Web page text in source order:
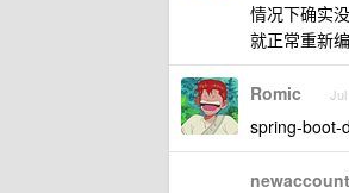
情况下确实
就正常重新
Romic
spring-boot-
newaccount